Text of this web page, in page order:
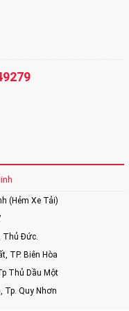
(Hẻm Xe Tải)
Thủ Đức.
TP. Biên Hòa
Thủ Dầu Một
Tp. Quy Nhơn